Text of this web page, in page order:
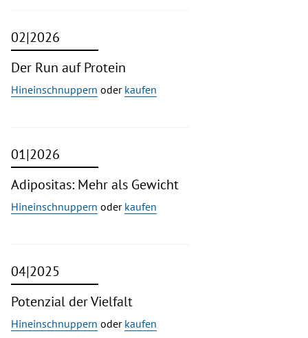
02|2026
Der Run auf Protein
Hineinschnuppern oder kaufen
01|2026
Adipositas: Mehr als Gewicht
Hineinschnuppern oder kaufen
04|2025
Potenzial der Vielfalt
Hineinschnuppern oder kaufen